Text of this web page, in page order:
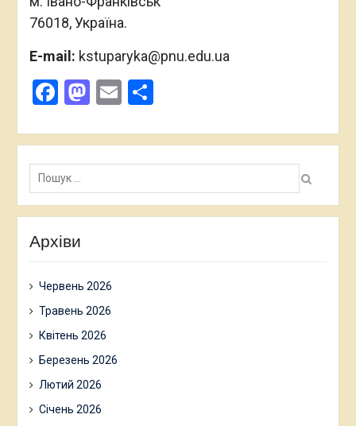
76018, Україна.
E-mail: kstuparyka@pnu.edu.ua
Facebook
Mastodon
Email
Пошук:
Архіви
Червень 2026
Травень 2026
Квітень 2026
Березень 2026
Лютий 2026
Січень 2026